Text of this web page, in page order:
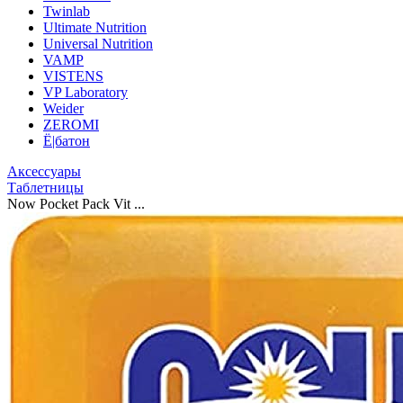
Twinlab
Ultimate Nutrition
Universal Nutrition
VAMP
VISTENS
VP Laboratory
Weider
ZEROMI
Ё|батон
Аксессуары
Таблетницы
Now Pocket Pack Vit ...